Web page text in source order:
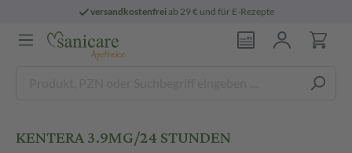
versandkostenfreiab 29 € und für E-Rezepte
KENTERA 3.9MG/24 STUNDEN